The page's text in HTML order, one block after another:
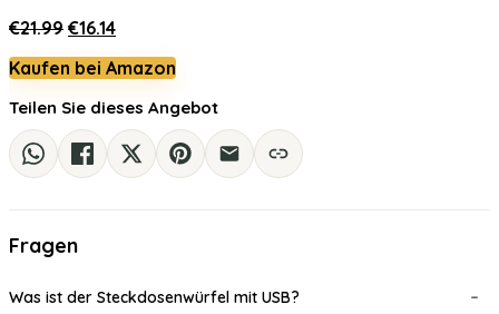
€21.99 Ursprünglicher
war:
€16.14Aktueller
ist:
Kaufen bei Amazon
Teilen Sie dieses Angebot
Fragen
Was ist der Steckdosenwürfel mit USB?